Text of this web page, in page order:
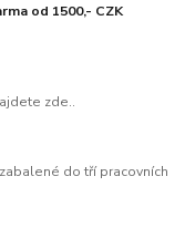
od 1500,- CZK
zde..
do tří pracovních